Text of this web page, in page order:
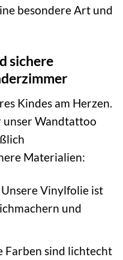
besondere Art und
sichere
Kindes am Herzen.
Wandtattoo
Materialien:
Unsere Vinylfolie ist
und
Farben sind lichtecht